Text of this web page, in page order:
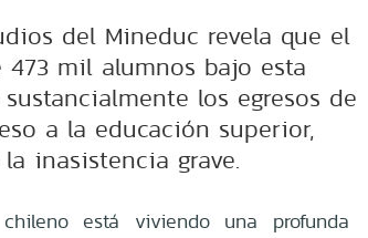
del Mineduc revela que el
mil alumnos bajo esta
los egresos de
a la educación superior,
inasistencia grave.
está viviendo una profunda